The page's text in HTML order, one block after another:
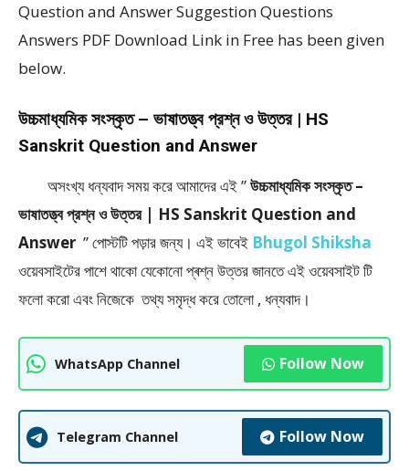
Question and Answer Suggestion Questions
Answers PDF Download Link in Free has been given
below.
উচ্চমাধ্যমিক সংস্কৃত – ভাষাতত্ত্ব প্রশ্ন ও উত্তর | HS
Sanskrit Question and Answer
অসংখ্য ধন্যবাদ সময় করে আমাদের এই ”উচ্চমাধ্যমিক সংস্কৃত –
ভাষাতত্ত্ব প্রশ্ন ও উত্তর | HS Sanskrit Question and
Answer ” পােস্টটি পড়ার জন্য। এই ভাবেই Bhugol Shiksha
ওয়েবসাইটের পাশে থাকো যেকোনো প্ৰশ্ন উত্তর জানতে এই ওয়েবসাইট টি
ফলাে করো এবং নিজেকে তথ্য সমৃদ্ধ করে তোলো , ধন্যবাদ।
WhatsApp Channel Follow Now
Telegram Channel Follow Now